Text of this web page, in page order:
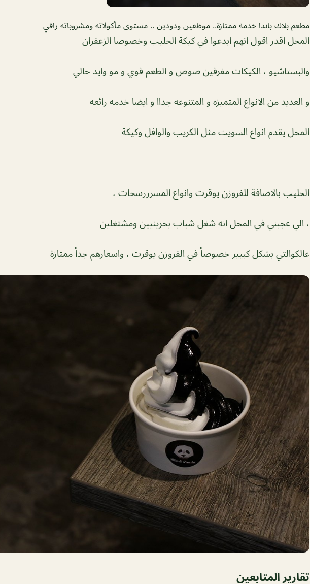
مطعم بلاك باندا خدمة ممتازة.. موظفين ودودين .. مستوى مأكولاته ومشروباته راقي
المحل اقدر اقول انهم ابدعوا في كيكة الحليب وخصوصا الزعفران
والبستاشيو ، الكيكات مغرقين صوص و الطعم قوي و مو وايد حالي
و العديد من الانواع المتميزه و المتنوعه جداا و ايضا خدمه رائعه
المحل يقدم انواع السويت مثل الكريب والوافل وكيكة
الحليب بالاضافة للفروزن يوقرت وانواع المسرررسحات ،
، الي عجبني في المحل انه شغل شباب بحرينيين ومشتغلين
عالكوالتي بشكل كبيير خصوصاً في الفروزن يوقرت ، واسعارهم جداً ممتازة
تقارير المتابعين